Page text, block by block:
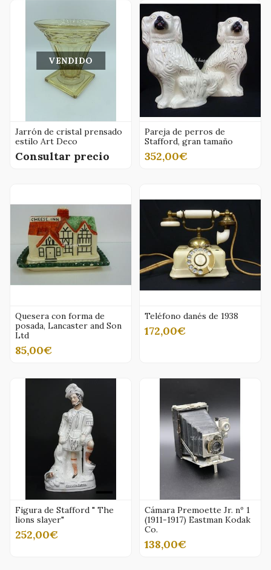
VENDIDO
Jarrón de cristal prensado
estilo Art Deco
Consultar precio
Pareja de perros de
Stafford, gran tamaño
352,00€
Quesera con forma de
posada, Lancaster and Son
Ltd
85,00€
Teléfono danés de 1938
172,00€
Figura de Stafford " The
lions slayer"
252,00€
Cámara Premoette Jr. nº 1
(1911-1917) Eastman Kodak
Co.
138,00€